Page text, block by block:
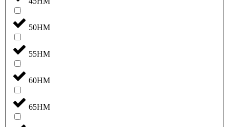
50НМ
55НМ
60НМ
65НМ